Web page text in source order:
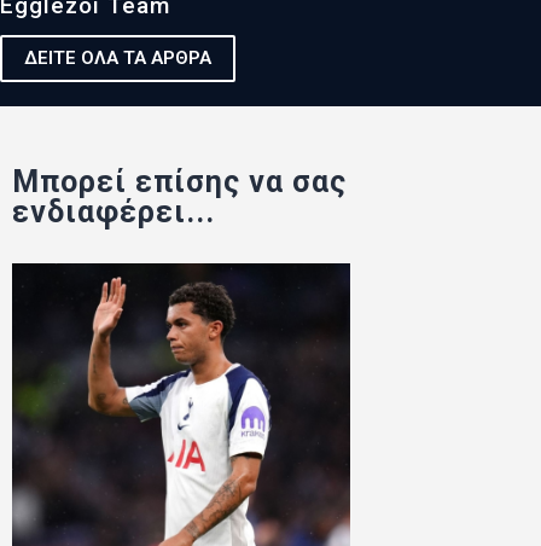
Egglezoi Team
ΔΕΙΤΕ ΟΛΑ ΤΑ ΑΡΘΡΑ
Μπορεί επίσης να σας
ενδιαφέρει...